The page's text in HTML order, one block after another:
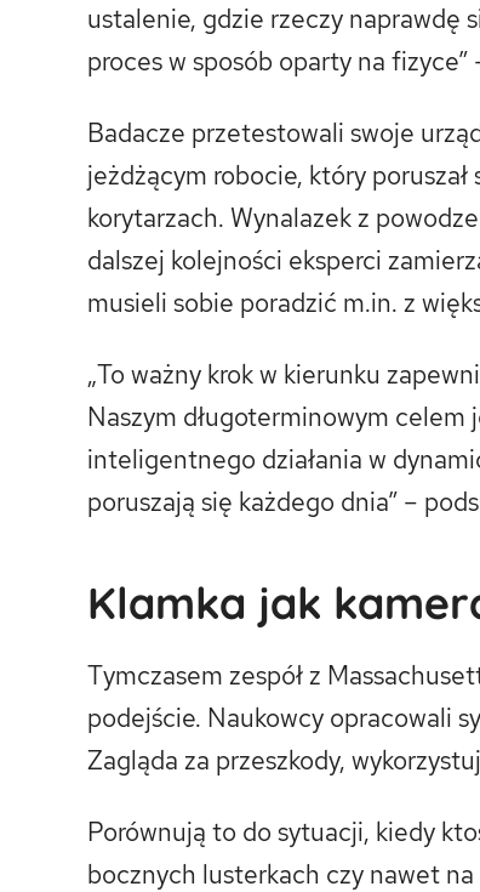
ustalenie, gdzie rzeczy naprawdę
proces w sposób oparty na fizyce”
Badacze przetestowali swoje
jeżdżącym robocie, który
korytarzach. Wynalazek z
dalszej kolejności eksperci
musieli sobie poradzić m.in. z
„To ważny krok w kierunku
Naszym długoterminowym
inteligentnego działania w
poruszają się każdego dnia” –
Klamka jak
Tymczasem zespół z
podejście. Naukowcy opracowali
Zagląda za przeszkody,
Porównują to do sytuacji, kiedy
bocznych lusterkach czy nawet